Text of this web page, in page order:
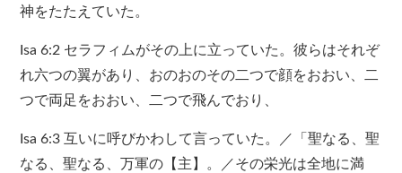
神をたたえていた。
Isa 6:2 セラフィムがその上に立っていた。彼らはそれぞ
れ六つの翼があり、おのおのその二つで顔をおおい、二
つで両足をおおい、二つで飛んでおり、
Isa 6:3 互いに呼びかわして言っていた。／「聖なる、聖
なる、聖なる、万軍の【主】。／その栄光は全地に満